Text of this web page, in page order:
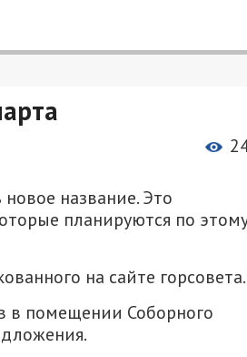
название. Это
планируются по
на сайте горсовета.
в помещении Соборного